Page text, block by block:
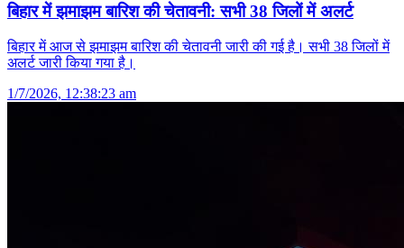
बिहार में झमाझम बारिश की चेतावनी: सभी 38 जिलों में अलर्ट
बिहार में आज से झमाझम बारिश की चेतावनी जारी की गई है। सभी 38 जिलों में
अलर्ट जारी किया गया है।
1/7/2026, 12:38:23 am